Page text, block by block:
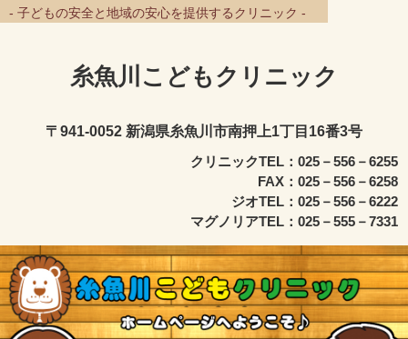
- 子どもの安全と地域の安心を提供するクリニック -
糸魚川こどもクリニック
〒941-0052 新潟県糸魚川市南押上1丁目16番3号
クリニックTEL：025－556－6255
FAX：025－556－6258
ジオTEL：025－556－6222
マグノリアTEL：025－555－7331